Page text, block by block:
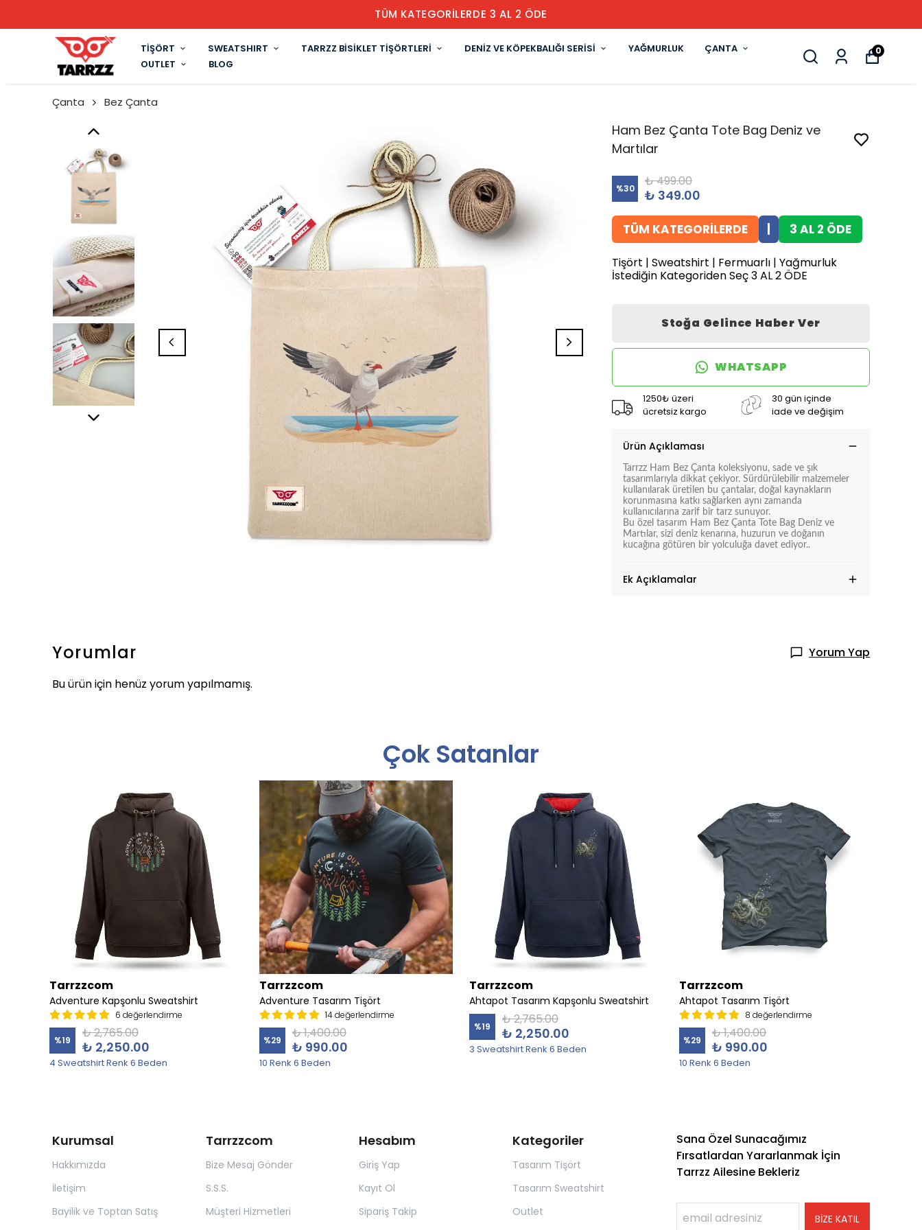
TÜM KATEGORİLERDE 3 AL 2 ÖDE
TİŞÖRT SWEATSHIRT TARRZZ BİSİKLET TİŞÖRTLERİ DENİZ VE KÖPEKBALIĞI SERİSİ YAĞMURLUK
ÇANTA
OUTLET
BLOG
0
Çanta Bez Çanta
Ham Bez Çanta Tote Bag Deniz ve
Martılar
%30 ₺ 499.00
₺ 349.00
TÜM KATEGORİLERDE 3 AL 2 ÖDE
Tişört | Sweatshirt | Fermuarlı | Yağmurluk
İstediğin Kategoriden Seç 3 AL 2 ÖDE
Stoğa Gelince Haber Ver
WHATSAPP
1250₺ üzeri
ücretsiz kargo
30 gün içinde
iade ve değişim
Ürün Açıklaması
Tarrzz Ham Bez Çanta koleksiyonu, sade ve şık
tasarımlarıyla dikkat çekiyor. Sürdürülebilir malzemeler
kullanılarak üretilen bu çantalar, doğal kaynakların
korunmasına katkı sağlarken aynı zamanda
kullanıcılarına zarif bir tarz sunuyor.
Bu özel tasarım Ham Bez Çanta Tote Bag Deniz ve
Martılar, sizi deniz kenarına, huzurun ve doğanın
kucağına götüren bir yolculuğa davet ediyor..
Ek Açıklamalar
Yorumlar
Yorum Yap
Bu ürün için henüz yorum yapılmamış.
Çok Satanlar
Tarrzzcom
Adventure Kapşonlu Sweatshirt
6 değerlendirme
%19 ₺ 2,765.00
₺ 2,250.00
4 Sweatshirt Renk 6 Beden
Tarrzzcom
Adventure Tasarım Tişört
14 değerlendirme
%29 ₺ 1,400.00
₺ 990.00
10 Renk 6 Beden
Tarrzzcom
Ahtapot Tasarım Kapşonlu Sweatshirt
%19 ₺ 2,765.00
₺ 2,250.00
3 Sweatshirt Renk 6 Beden
Tarrzzcom
Ahtapot Tasarım Tişört
8 değerlendirme
%29 ₺ 1,400.00
₺ 990.00
10 Renk 6 Beden
Kurumsal
Hakkımızda
İletişim
Bayilik ve Toptan Satış
Tarrzzcom
Bize Mesaj Gönder
S.S.S.
Müşteri Hizmetleri
Hesabım
Giriş Yap
Kayıt Ol
Sipariş Takip
Kategoriler
Tasarım Tişört
Tasarım Sweatshirt
Outlet
Sana Özel Sunacağımız
Fırsatlardan Yararlanmak İçin
Tarrzz Ailesine Bekleriz
BİZE KATIL